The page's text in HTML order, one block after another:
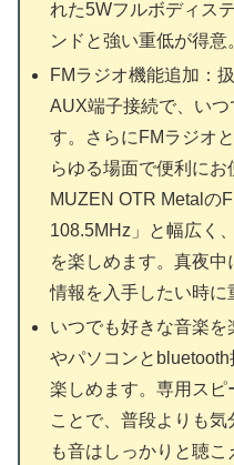
れた5Wフルボディス
ンドと強い重低が得意
FMラジオ機能追加：
AUX端子接続で、い
す。さらにFMラジオ
らゆる場面で便利にお
MUZEN OTR Metalの
108.5MHz」と幅広く
を楽しめます。真夜
情報を入手したい時に
いつでも好きな音楽
やパソコンと
楽しめます。専用スピ
ことで、普段よりも
も音はしっかりと聴